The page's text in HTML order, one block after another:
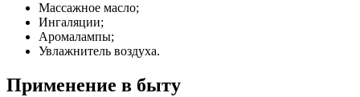
Массажное масло;
Ингаляции;
Аромалампы;
Увлажнитель воздуха.
Применение в быту